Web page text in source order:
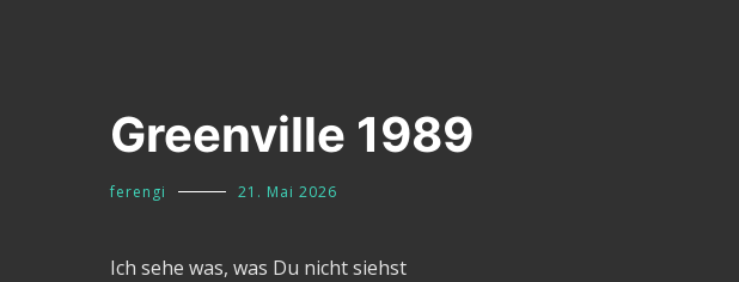
Greenville 1989
ferengi 21. Mai 2026
Ich sehe was, was Du nicht siehst